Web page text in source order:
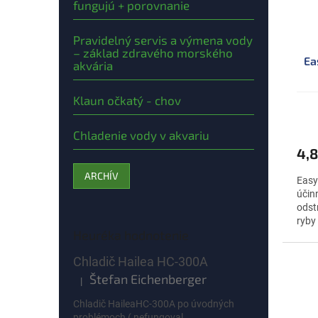
fungujú + porovnanie
Pravidelný servis a výmena vody
– základ zdravého morského
akvária
Klaun očkatý - chov
Chladenie vody v akvariu
ARCHÍV
Chladič Hailea HC-300A
Hodnotenie produktu je 5 z 5 hviezdičiek.
| Štefan Eichenberger
Chladič HaileaHC-300A po úvodných
ryby